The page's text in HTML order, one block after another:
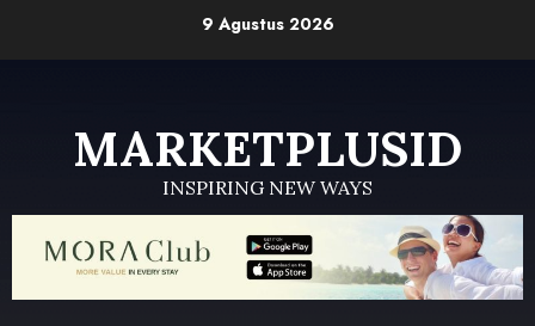
9 Agustus 2026
MARKETPLUSID
INSPIRING NEW WAYS